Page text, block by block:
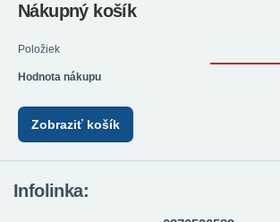
Nákupný košík
Položiek
Hodnota nákupu
Zobraziť košík
Infolinka: